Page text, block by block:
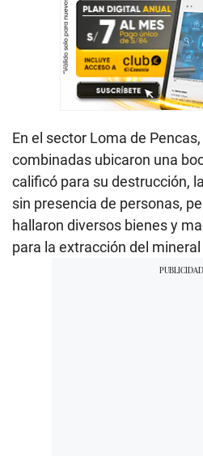
En el sector Loma de
combinadas ubicaron una
calificó para su destrucción,
sin presencia de personas,
hallaron diversos bienes y
para la extracción del